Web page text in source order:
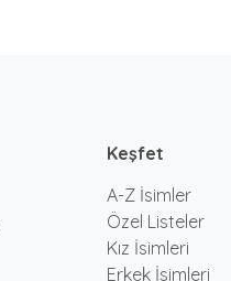
Keşfet
A-Z İsimler
Özel Listeler
Kız İsimleri
Erkek İsimleri